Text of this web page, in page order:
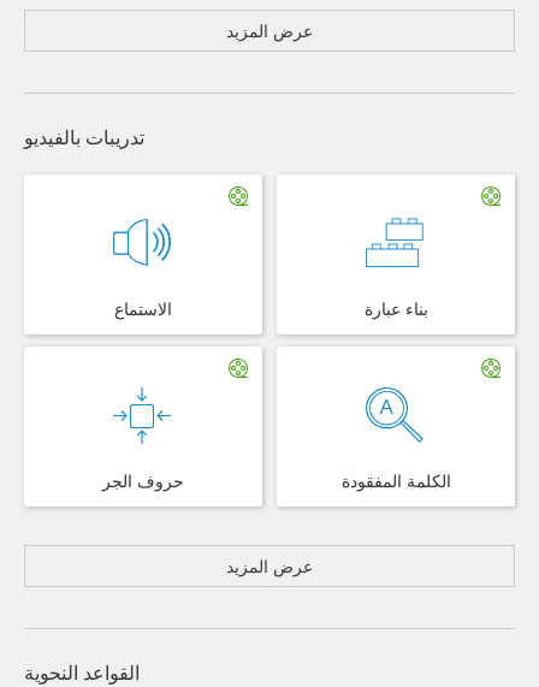
عرض المزيد
تدريبات بالفيديو
الاستماع بناء عبارة
حروف الجر الكلمة المفقودة
عرض المزيد
القواعد النحوية